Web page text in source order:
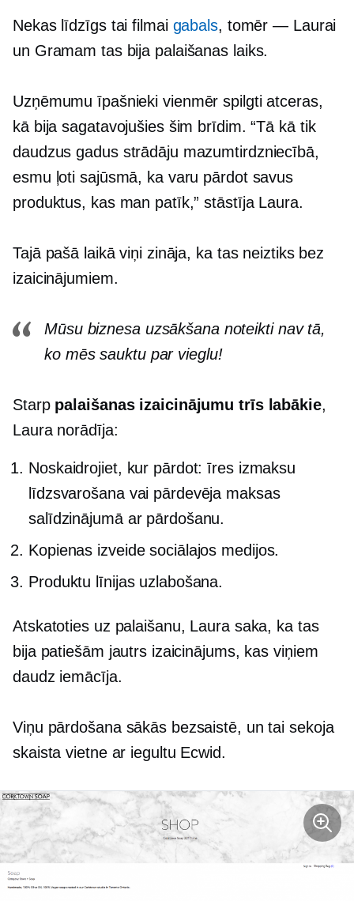
Nekas līdzīgs tai filmai gabals, tomēr — Laurai
un Gramam tas bija palaišanas laiks.
Uzņēmumu īpašnieki vienmēr spilgti atceras,
kā bija sagatavojušies šim brīdim. “Tā kā tik
daudzus gadus strādāju mazumtirdzniecībā,
esmu ļoti sajūsmā, ka varu pārdot savus
produktus, kas man patīk,” stāstīja Laura.
Tajā pašā laikā viņi zināja, ka tas neiztiks bez
izaicinājumiem.
Mūsu biznesa uzsākšana noteikti nav tā,
ko mēs sauktu par vieglu!
Starp palaišanas izaicinājumu trīs labākie,
Laura norādīja:
Noskaidrojiet, kur pārdot: īres izmaksu
līdzsvarošana vai pārdevēja maksas
salīdzinājumā ar pārdošanu.
Kopienas izveide sociālajos medijos.
Produktu līnijas uzlabošana.
Atskatoties uz palaišanu, Laura saka, ka tas
bija patiešām jautrs izaicinājums, kas viņiem
daudz iemācīja.
Viņu pārdošana sākās bezsaistē, un tai sekoja
skaista vietne ar iegultu Ecwid.